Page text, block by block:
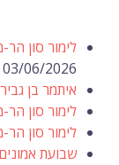
לימור סון
03/06/2026
איתמר בן
לימור סון הר-
לימור סון
שבועת